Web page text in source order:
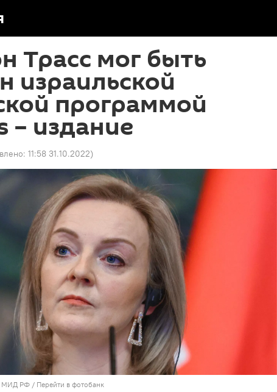
Трасс мог быть
израильской
программой
– издание
11:58 31.10.2022)
МИД РФ / Перейти в фотобанк